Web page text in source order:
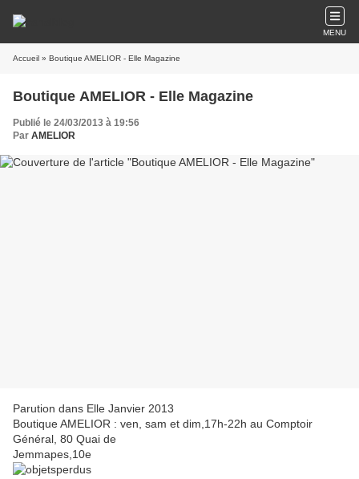
MENU
Accueil » Boutique AMELIOR - Elle Magazine
Boutique AMELIOR - Elle Magazine
Publié le 24/03/2013 à 19:56
Par AMELIOR
Parution dans Elle Janvier 2013
Boutique AMELIOR : ven, sam et dim,17h-22h au Comptoir
Général, 80 Quai de
Jemmapes,10e